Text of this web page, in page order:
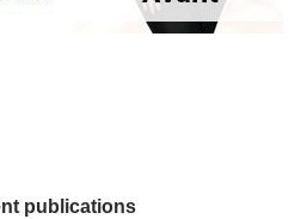
publications